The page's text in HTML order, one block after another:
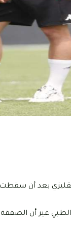
بعد أن
"ستوك" أين خضع